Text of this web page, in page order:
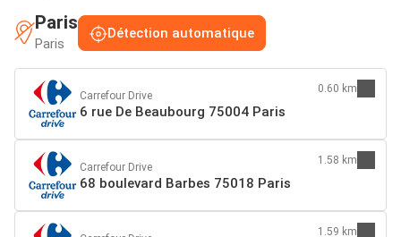
Paris
Paris
Détection automatique
Carrefour Drive
6 rue De Beaubourg 75004 Paris
0.60 km
Carrefour Drive
68 boulevard Barbes 75018 Paris
1.58 km
1.59 km